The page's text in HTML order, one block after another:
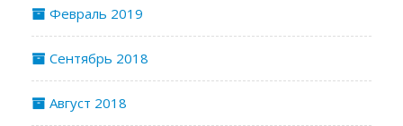
Февраль 2019
Сентябрь 2018
Август 2018